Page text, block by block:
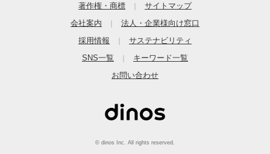
著作権・商標
｜
サイトマップ
会社案内
｜
法人・企業様向け窓口
採用情報
｜
サステナビリティ
SNS一覧
｜
キーワード一覧
お問い合わせ
© dinos Inc. All rights reserved.